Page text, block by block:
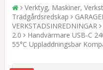
Verktyg, Maskiner,
Trädgårdsredskap
VERKSTADSINREDNINGAR
2.0
Handvärmare USB-C
55°C Uppladdningsbar